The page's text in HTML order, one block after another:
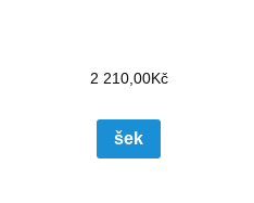
2 210,00Kč
šek